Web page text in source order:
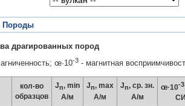
Породы
драгированных пород
œ·10-3 - магнитная
кол-во
образцов
Jn, min
А/м
Jn, max
А/м
Jn, ср. зн.
А/м
œ·10-3